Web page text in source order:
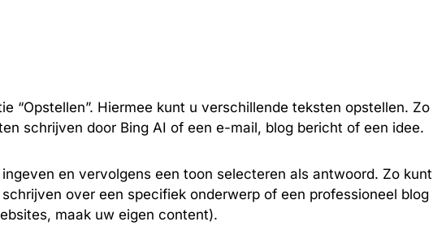
“Opstellen”. Hiermee kunt u verschillende teksten opstellen. Zo
schrijven door Bing AI of een e-mail, blog bericht of een idee.
en vervolgens een toon selecteren als antwoord. Zo kunt
over een specifiek onderwerp of een professioneel blog
maak uw eigen content).